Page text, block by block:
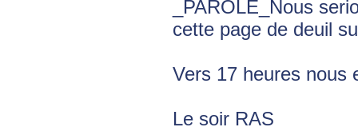
_PAROLE_Nous
cette page de deuil
Vers 17 heures nous
Le soir RAS